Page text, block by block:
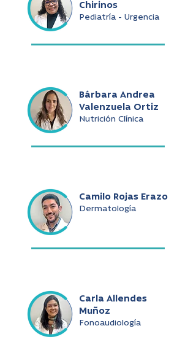
Chirinos
Pediatría - Urgencia
Bárbara Andrea
Valenzuela Ortiz
Nutrición Clínica
Camilo Rojas Erazo
Dermatología
Carla Allendes
Muñoz
Fonoaudiología